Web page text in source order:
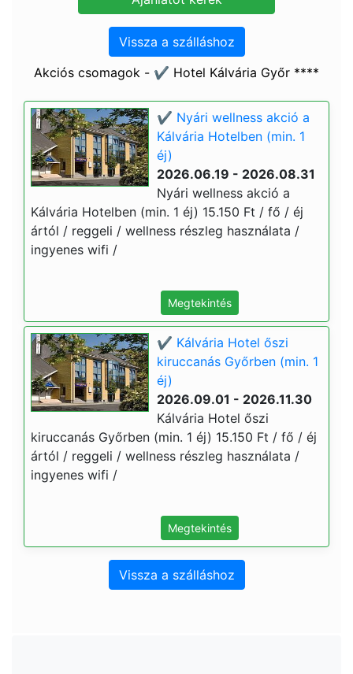
Vissza a szálláshoz
Akciós csomagok - ✔️ Hotel Kálvária Győr ****
✔️ Nyári wellness akció a
Kálvária Hotelben (min. 1
éj)
2026.06.19 - 2026.08.31
Nyári wellness akció a
Kálvária Hotelben (min. 1 éj) 15.150 Ft / fő / éj
ártól / reggeli / wellness részleg használata /
ingyenes wifi /
Megtekintés
✔️ Kálvária Hotel őszi
kiruccanás Győrben (min. 1
éj)
2026.09.01 - 2026.11.30
Kálvária Hotel őszi
kiruccanás Győrben (min. 1 éj) 15.150 Ft / fő / éj
ártól / reggeli / wellness részleg használata /
ingyenes wifi /
Megtekintés
Vissza a szálláshoz